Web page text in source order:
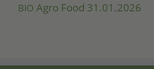
BIO Agro Food 31.01.2026